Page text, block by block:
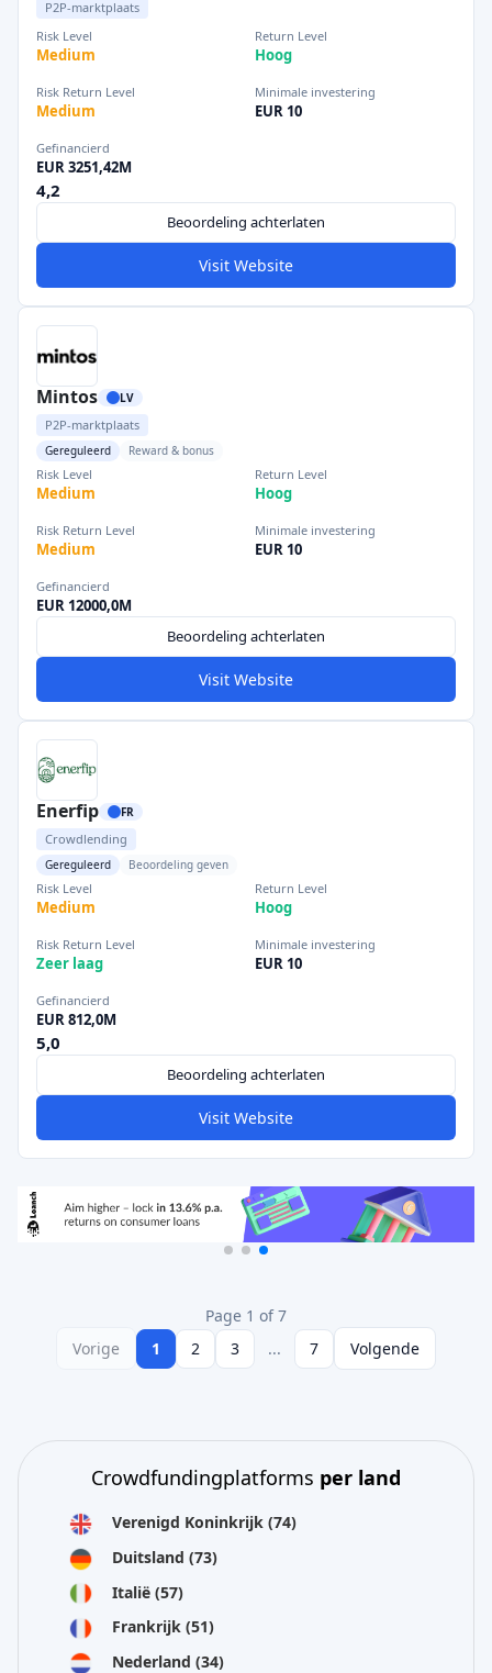
P2P-marktplaats
Risk Level
Medium
Return Level
Hoog
Risk Return Level
Medium
Minimale investering
EUR 10
Gefinancierd
EUR 3251,42M
4,2
Beoordeling achterlaten
Visit Website
Mintos LV
P2P-marktplaats
Gereguleerd Reward & bonus
Risk Level
Medium
Return Level
Hoog
Risk Return Level
Medium
Minimale investering
EUR 10
Gefinancierd
EUR 12000,0M
Beoordeling achterlaten
Visit Website
Enerfip FR
Crowdlending
Gereguleerd Beoordeling geven
Risk Level
Medium
Return Level
Hoog
Risk Return Level
Zeer laag
Minimale investering
EUR 10
Gefinancierd
EUR 812,0M
5,0
Beoordeling achterlaten
Visit Website
Page 1 of 7
Vorige
1 2 3 ... 7 Volgende
Crowdfundingplatforms per land
Verenigd Koninkrijk (74)
Duitsland (73)
Italië (57)
Frankrijk (51)
Nederland (34)